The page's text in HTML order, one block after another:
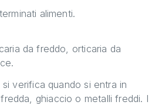
alimenti.
da freddo, orticaria da
verifica quando si entra in
ghiaccio o metalli freddi. I